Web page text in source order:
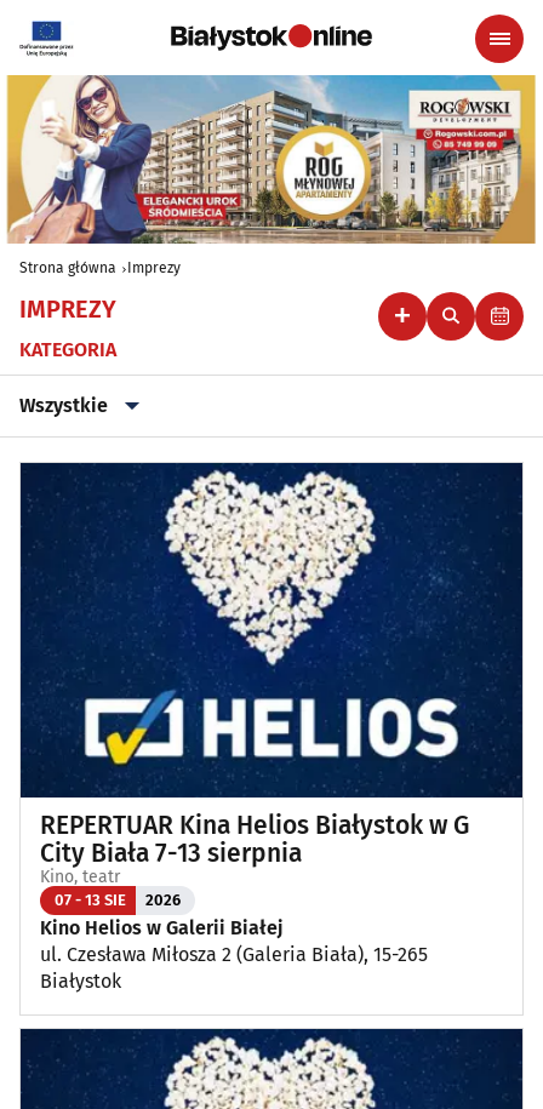
Strona główna Imprezy
IMPREZY
KATEGORIA
Wszystkie
Wszystkie
Klubowe, taneczne, granie do piwa(44)
Koncerty (86)
Koncerty muzyki poważnej(2)
Kino, teatr(111)
Wernisaże, wydarzenia artystyczne (3)
Wystawy(25)
Wydarzenia sportowe i rekreacyjne
Plenerowe, festyny(11)
Dla dzieci(4)
Targi, konferencje(8)
REPERTUAR Kina Helios Białystok w G
City Biała 7-13 sierpnia
Kino, teatr
07 - 13 SIE 2026
Kino Helios w Galerii Białej
ul. Czesława Miłosza 2 (Galeria Biała), 15-265
Białystok